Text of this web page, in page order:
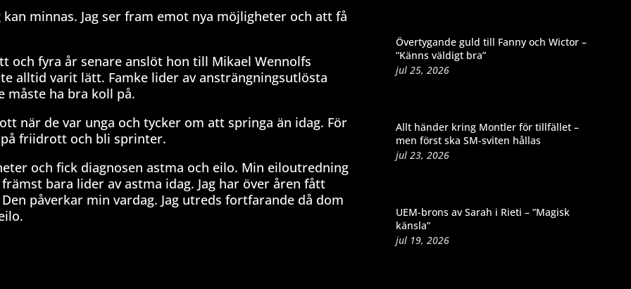
minnas. Jag ser fram emot nya möjligheter och att få
och fyra år senare anslöt hon till Mikael Wennolfs
alltid varit lätt. Famke lider av ansträngningsutlösta
måste ha bra koll på.
när de var unga och tycker om att springa än idag. För
friidrott och bli sprinter.
och fick diagnosen astma och eilo. Min eiloutredning
bara lider av astma idag. Jag har över åren fått
påverkar min vardag. Jag utreds fortfarande då dom
Övertygande guld till Fanny och Wictor –
”Känns väldigt bra”
jul 25, 2026
Allt händer kring Montler för tillfället –
men först ska SM-sviten hållas
jul 23, 2026
UEM-brons av Sarah i Rieti – ”Magisk
känsla”
jul 19, 2026